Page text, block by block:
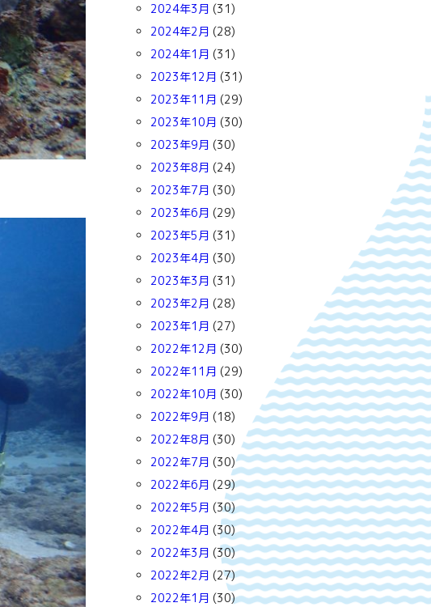
2024年3月 (31)
2024年2月 (28)
2024年1月 (31)
2023年12月 (31)
2023年11月 (29)
2023年10月 (30)
2023年9月 (30)
2023年8月 (24)
2023年7月 (30)
2023年6月 (29)
2023年5月 (31)
2023年4月 (30)
2023年3月 (31)
2023年2月 (28)
2023年1月 (27)
2022年12月 (30)
2022年11月 (29)
2022年10月 (30)
2022年9月 (18)
2022年8月 (30)
2022年7月 (30)
2022年6月 (29)
2022年5月 (30)
2022年4月 (30)
2022年3月 (30)
2022年2月 (27)
2022年1月 (30)